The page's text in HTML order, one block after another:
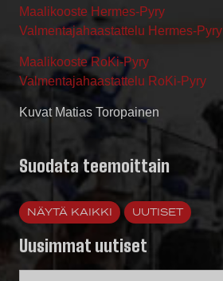
Maalikooste Hermes-Pyry
Valmentajahaastattelu Hermes-Pyry
Maalikooste RoKi-Pyry
Valmentajahaastattelu RoKi-Pyry
Kuvat Matias Toropainen
Suodata teemoittain
NÄYTÄ KAIKKI UUTISET
Uusimmat uutiset